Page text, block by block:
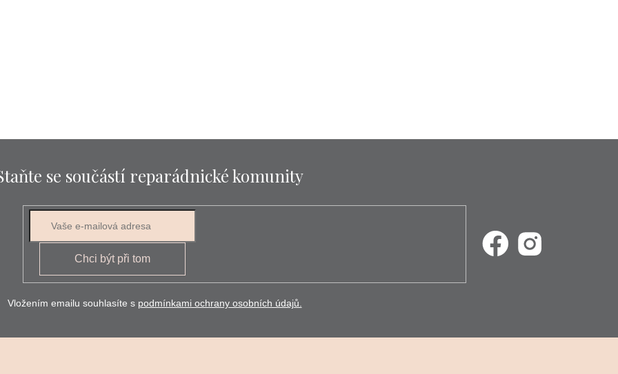
se součástí reparádnické komunity
Chci být při tom
Vložením emailu souhlasíte s podmínkami ochrany osobních údajů.